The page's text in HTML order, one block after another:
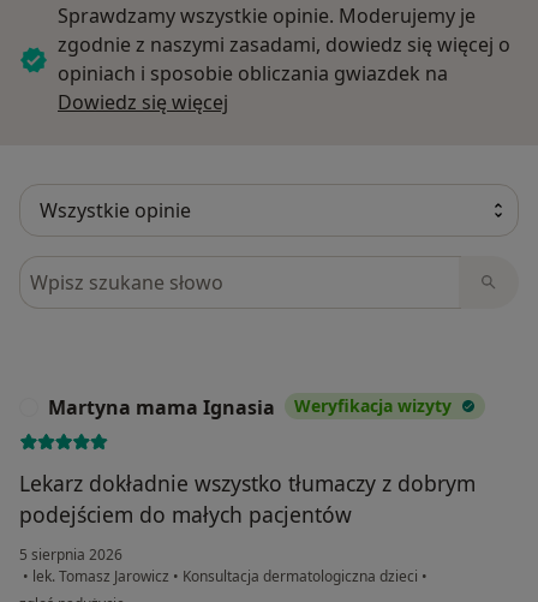
Sprawdzamy wszystkie opinie. Moderujemy je
zgodnie z naszymi zasadami, dowiedz się więcej o
opiniach i sposobie obliczania gwiazdek na
Dowiedz się więcej
Szukaj w opiniach
Martyna mama Ignasia Weryfikacja wizyty
Lekarz dokładnie wszystko tłumaczy z dobrym
podejściem do małych pacjentów
5 sierpnia 2026
• lek. Tomasz Jarowicz • Konsultacja dermatologiczna dzieci •
w opinii użytkownika Martyna mama Ignasia